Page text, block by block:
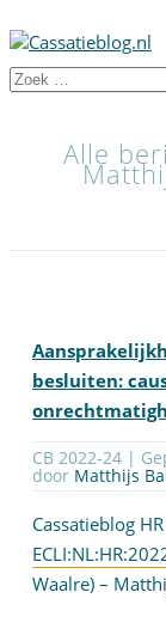
Alle
besluiten:
CB
door Matthijs
Cassatieblog
Waalre) –